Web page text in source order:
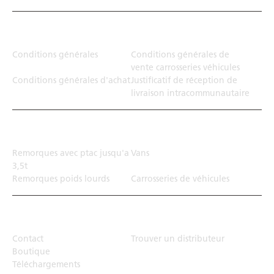
Conditions générales
Conditions générales de
vente carrosseries véhicules
Conditions générales d'achatJustificatif de réception de
livraison intracommunautaire
Remorques avec ptac jusqu'a
3,5t
Vans
Remorques poids lourds Carrosseries de véhicules
Contact
Trouver un distributeur
Boutique
Téléchargements